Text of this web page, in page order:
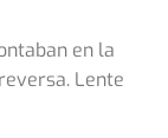
en la
Lente